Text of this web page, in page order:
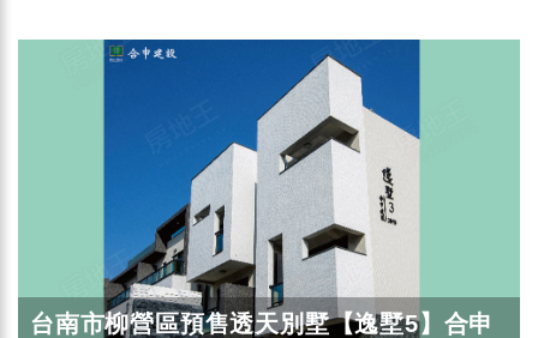
台南市柳營區預售透天別墅【逸墅5】合申